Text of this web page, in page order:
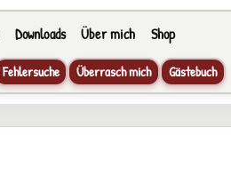
Downloads Über mich Shop
Fehlersuche Überrasch mich Gästebuch